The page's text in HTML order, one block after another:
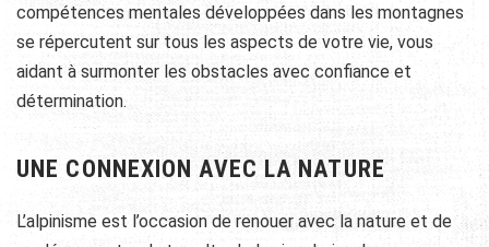
compétences mentales développées dans les montagnes
se répercutent sur tous les aspects de votre vie, vous
aidant à surmonter les obstacles avec confiance et
détermination.
UNE CONNEXION AVEC LA NATURE
L’alpinisme est l’occasion de renouer avec la nature et de